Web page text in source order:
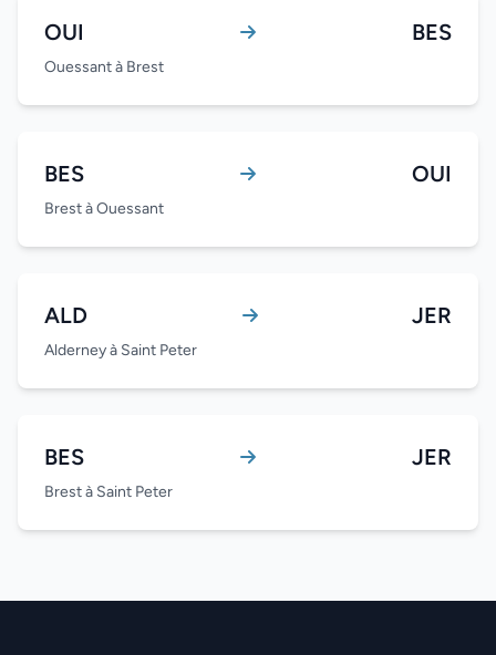
OUI BES
Ouessant à Brest
BES OUI
Brest à Ouessant
ALD JER
Alderney à Saint Peter
BES JER
Brest à Saint Peter